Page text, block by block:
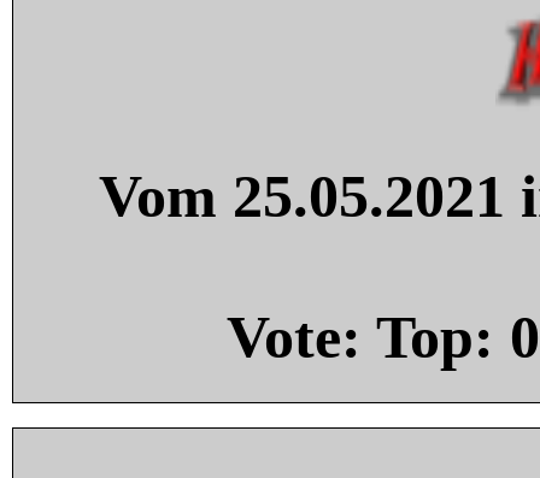
Vom
Vote: Top: 0